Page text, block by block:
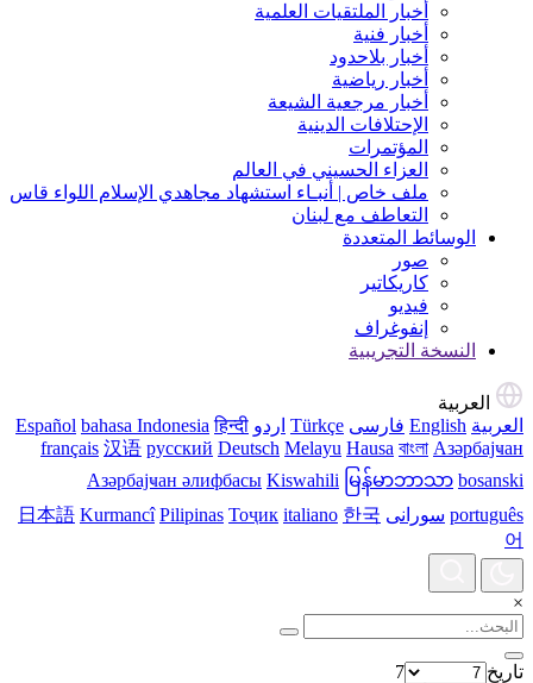
أخبار الملتقيات العلمية
أخبار فنیة
أخبار بلاحدود
أخبار رياضية
أخبار مرجعیة الشیعة
الإحتلافات الدينية
المؤتمرات
العزاء الحسيني في العالم
ملف خاص | أنبـاء استشهاد مجاهدي الإسلام اللواء قاس
التعاطف مع لبنان
الوسائط المتعددة
صور
کاریکاتیر
فیدیو
إنفوغراف
النسخة التجريبية
العربية
العربية English فارسی Türkçe اردو Español bahasa Indonesia हिन्दी
français 汉语 русский Deutsch Melayu Hausa বাংলা Азәрбајҹан
Азәрбајҹан әлифбасы Kiswahili မြန်မာဘာသာ bosanski
português سورانی 日本語 Kurmancî Pilipinas Тоҷик italiano 한국
어
×
تاریخ
7